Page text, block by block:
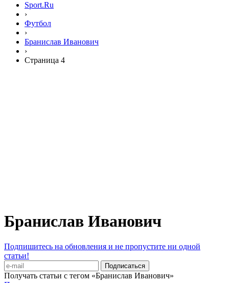
Sport.Ru
›
Футбол
›
Бранислав Иванович
›
Страница 4
Бранислав Иванович
Подпишитесь на обновления и не пропустите ни одной
статьи!
Получать статьи с тегом «Бранислав Иванович»